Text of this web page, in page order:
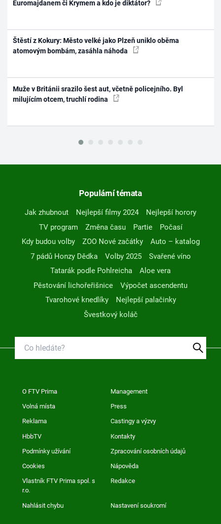
Euromajdanem či Krymem a kdo je diktátor?
Štěstí z Kokury: Město velké jako Plzeň uniklo oběma
atomovým bombám, zasáhla náhoda
Muže v Británii srazilo šest aut, včetně policejního. Byl
milujícím otcem, truchlí rodina
Populární témata
Jak zhubnout Nejlepší filmy 2024
Nejlepší horory
TV program
Změna času Partie
Počasí
Kdy budou volby
ZOO Nové začátky
Auto – katalog
7 pádů Honzy Dědka
Volby 2025
Svařené víno
Tatarák podle Pohlreicha
Aloe vera
Pěstování lichořeřišnice
Výpočet ascendentu
Tvarohové knedlíky
Nejlepší palačinky
Švestkový koláč
O FTV Prima Management
Volná místa Press
Reklama Castingy a výzvy
HbbTV Kontakty
Podmínky užívání Zpracování osobních údajů
Cookies Nápověda
Vlastník FTV Prima spol. s
r.o.
Redakce
Nahlásit chybu Nastavení soukromí